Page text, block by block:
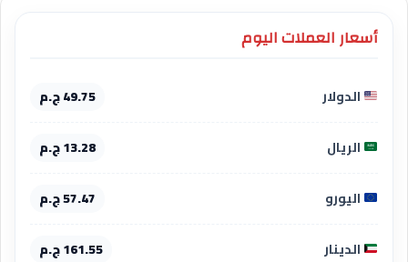
أسعار العملات اليوم
الدولار 49.75 ج.م
الريال 13.28 ج.م
اليورو 57.47 ج.م
الدينار 161.55 ج.م